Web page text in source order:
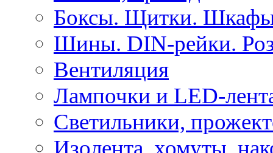
Боксы. Щитки.
Шины. DIN-рейки.
Вентиляция
Лампочки и LED-
Светильники,
Изолента, хомуты,